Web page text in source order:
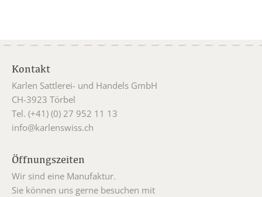
Kontakt
Karlen Sattlerei- und Handels GmbH
CH-3923 Törbel
Tel. (+41) (0) 27 952 11 13
info@karlenswiss.ch
Öffnungszeiten
Wir sind eine Manufaktur.
Sie können uns gerne besuchen mit